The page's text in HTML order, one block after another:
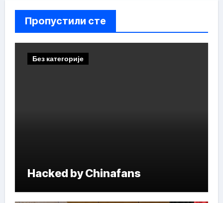
Пропустили сте
Без категорије
Hacked by Chinafans